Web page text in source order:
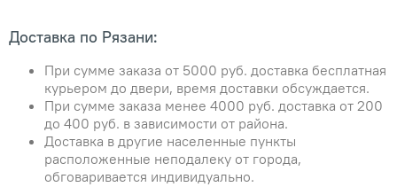
Доставка по Рязани:
При сумме заказа от 5000 руб. доставка бесплатная
курьером до двери, время доставки обсуждается.
При сумме заказа менее 4000 руб. доставка от 200
до 400 руб. в зависимости от района.
Доставка в другие населенные пункты
расположенные неподалеку от города,
обговаривается индивидуально.